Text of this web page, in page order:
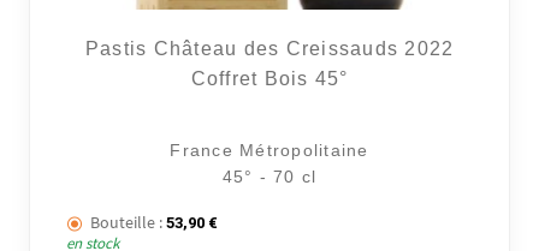
Pastis Château des Creissauds 2022
Coffret Bois 45°
France Métropolitaine
45° - 70 cl
Bouteille : 53,90 €
en stock